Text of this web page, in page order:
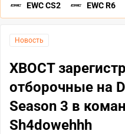
EWC CS2 EWC R6
Новость
XBOCT
отборочные на
Season 3 в
Sh4dowehhh